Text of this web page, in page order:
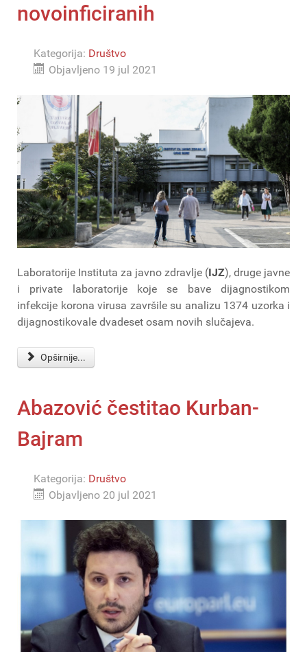
novoinficiranih
Kategorija: Društvo
Objavljeno 19 jul 2021
Laboratorije Instituta za javno zdravlje (IJZ), druge javne
i private laboratorije koje se bave dijagnostikom
infekcije korona virusa završile su analizu 1374 uzorka i
dijagnostikovale dvadeset osam novih slučajeva.
Opširnije...
Abazović čestitao Kurban-
Bajram
Kategorija: Društvo
Objavljeno 20 jul 2021